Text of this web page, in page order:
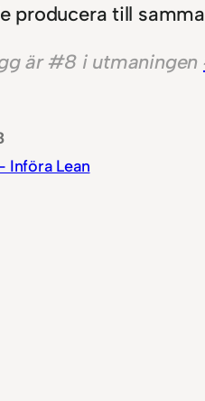
producera till
är #8 i utmaningen
Införa Lean